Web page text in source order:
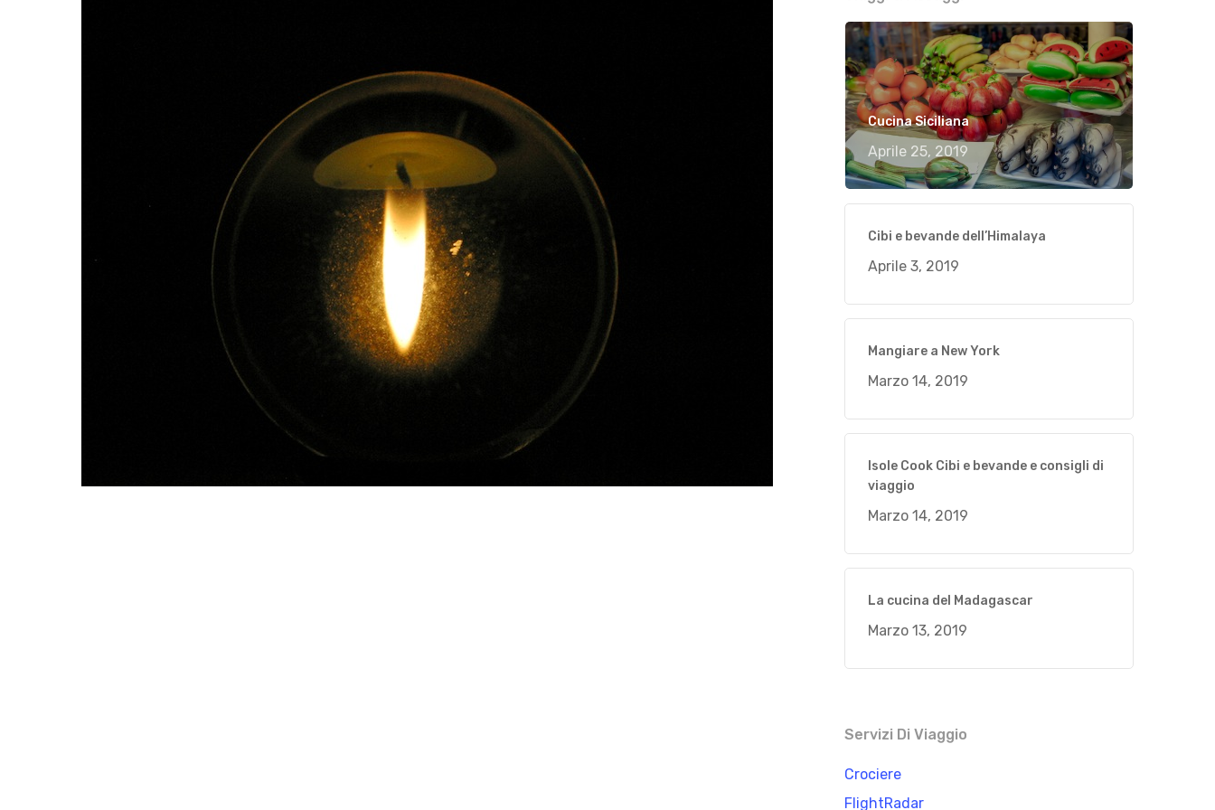
Hit enter to search or ESC to close
Cucina Siciliana
Aprile 25, 2019
Cibi e bevande dell’Himalaya
Aprile 3, 2019
Mangiare a New York
Marzo 14, 2019
Isole Cook Cibi e bevande e consigli di
viaggio
Marzo 14, 2019
La cucina del Madagascar
Marzo 13, 2019
Servizi Di Viaggio
Crociere
FlightRadar